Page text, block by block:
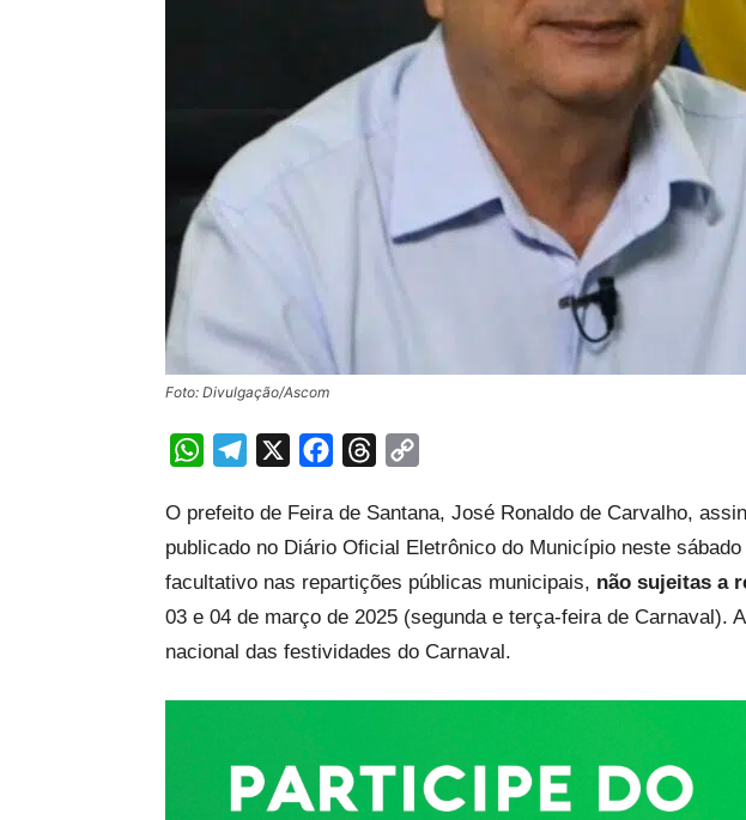
Foto: Divulgação/Ascom
WhatsAppTelegram FacebookThreads
O prefeito de Feira de Santana, José Ronaldo de Carvalho,
publicado no Diário Oficial Eletrônico do Município neste
facultativo nas repartições públicas municipais, não sujeitas a
03 e 04 de março de 2025 (segunda e terça-feira de Carnaval).
nacional das festividades do Carnaval.